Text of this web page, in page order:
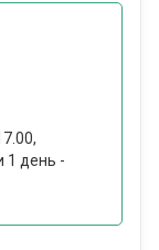
1 день -